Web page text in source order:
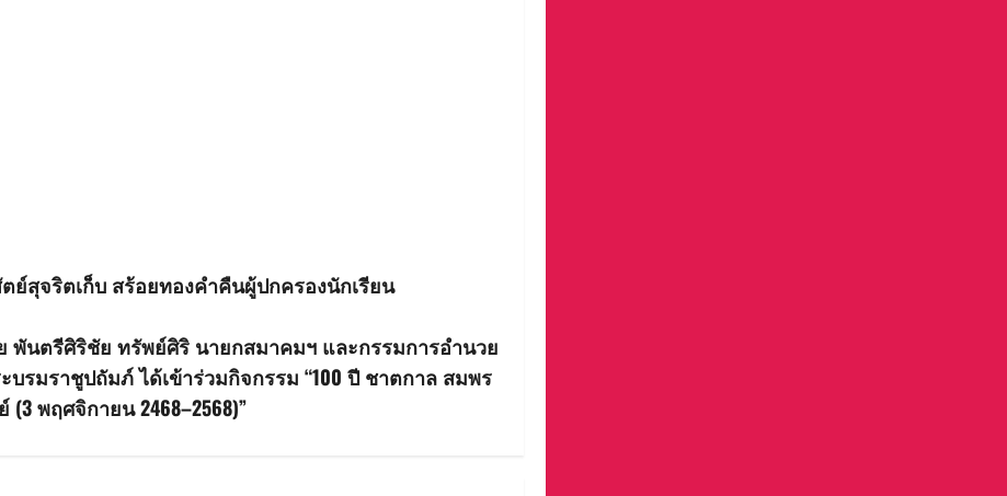
ย์สุจริตเก็บ สร้อยทองคำคืนผู้ปกครองนักเรียน
พันตรีศิริชัย ทรัพย์ศิริ นายกสมาคมฯ และกรรมการอำนวย
บรมราชูปถัมภ์ ได้เข้าร่วมกิจกรรม “100 ปี ชาตกาล สมพร
พฤศจิกายน 2468–2568)”